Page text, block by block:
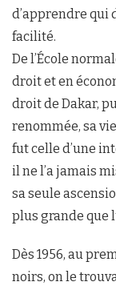
d’apprendre qui
facilité.
De l’École
droit et en
droit de Dakar,
renommée, sa vie
fut celle d’une
il ne l’a jamais
sa seule
plus grande que
Dès 1956, au
noirs, on le